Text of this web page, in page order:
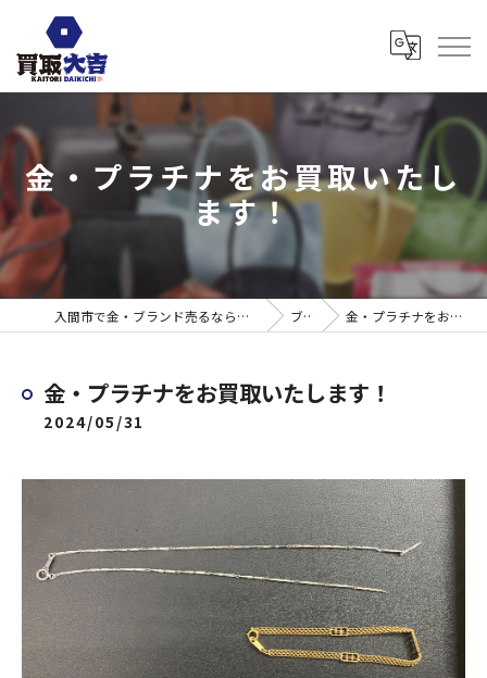
金・プラチナをお買取いたし
ます！
入間市で金・ブランド売るなら買取大吉 ウエスタ武蔵藤沢店 ブログ 金・プラチナをお買取いたします！
金・プラチナをお買取いたします！
2024/05/31